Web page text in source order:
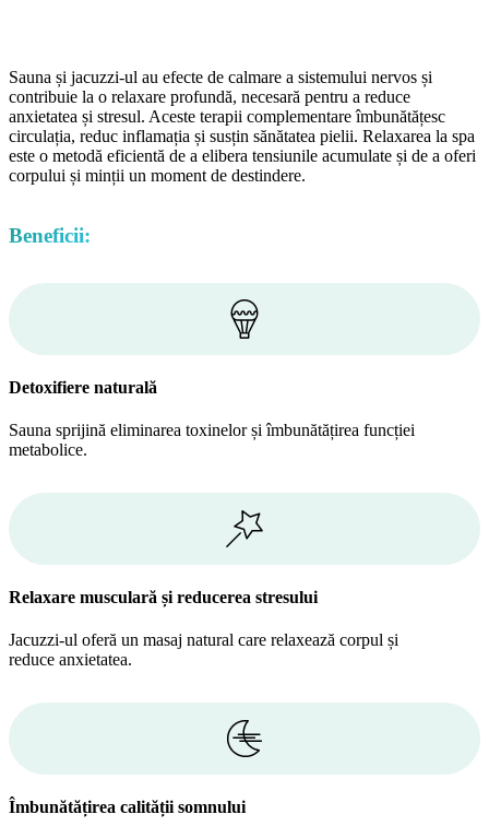
Sauna și jacuzzi-ul au efecte de calmare a sistemului nervos și
contribuie la o relaxare profundă, necesară pentru a reduce
anxietatea și stresul. Aceste terapii complementare îmbunătățesc
circulația, reduc inflamația și susțin sănătatea pielii. Relaxarea la spa
este o metodă eficientă de a elibera tensiunile acumulate și de a oferi
corpului și minții un moment de destindere.
Beneficii:
Detoxifiere naturală
Sauna sprijină eliminarea toxinelor și îmbunătățirea funcției
metabolice.
Relaxare musculară și reducerea stresului
Jacuzzi-ul oferă un masaj natural care relaxează corpul și
reduce anxietatea.
Îmbunătățirea calității somnului